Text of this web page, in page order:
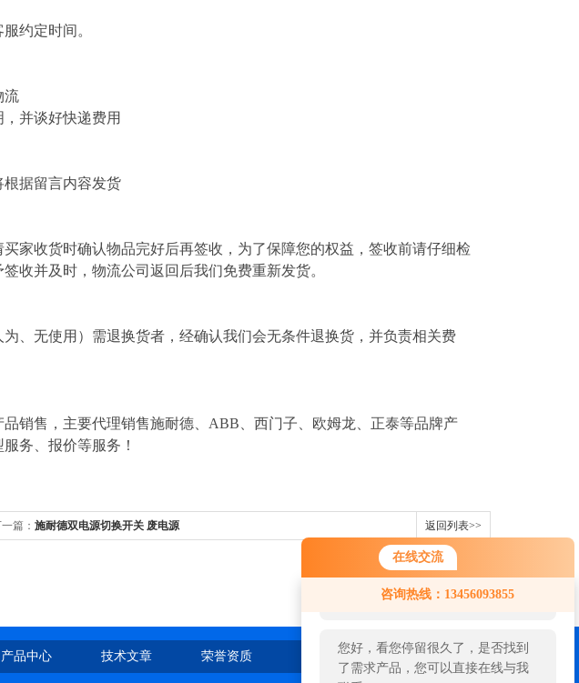
在线交流
咨询热线：13456093855
您好！欢迎前来咨询，很高兴为您
服务，请问您要咨询什么问题呢？
您好，看您停留很久了，是否找到
了需求产品，您可以直接在线与我
约定时间。
流
并谈好快递费用
据留言内容发货
家收货时确认物品完好后再签收，为了保障您的权益，签收前请仔细检
收并及时，物流公司返回后我们免费重新发货。
、无使用）需退换货者，经确认我们会无条件退换货，并负责相关费
销售，主要代理销售施耐德、ABB、西门子、欧姆龙、正泰等品牌产
务、报价等服务！
篇： 施耐德双电源切换开关 废电源 返回列表>>
产品中心 技术文章 荣誉资质 在线留言 联系我们